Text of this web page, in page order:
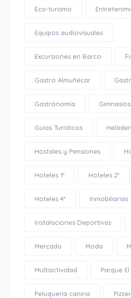
Eco-turismo
Equipos audiovisuales
Excursiones en Barco
Gastro Almuñécar
Gastronomía Gimnasios
Guías Turísticos
Hostales y Pensiones
Hoteles 1* Hoteles 2*
Hoteles 4* Inmobiliarias
Instalaciones Deportivas
Mercado Moda
Multiactividad Parque
Peluquería canina